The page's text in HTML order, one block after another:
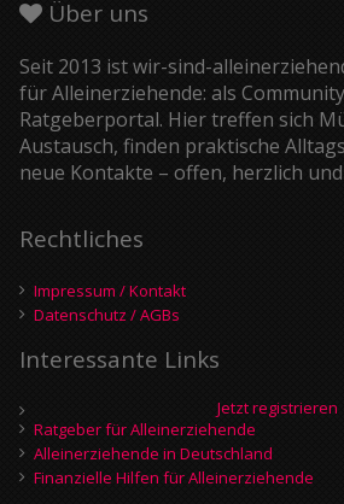
Über uns
Seit 2013 ist wir-sind-
für Alleinerziehende: als
Ratgeberportal. Hier treffen sich
Austausch, finden praktische
neue Kontakte – offen, herzlich
Rechtliches
Impressum / Kontakt
Datenschutz / AGBs
Interessante Links
Jetzt registrieren
Ratgeber für Alleinerziehende
Alleinerziehende in Deutschland
Finanzielle Hilfen für Alleinerziehende